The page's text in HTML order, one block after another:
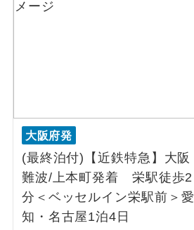
大阪府発
(最終泊付)【近鉄特急】大阪
難波/上本町発着 栄駅徒歩2
分＜ベッセルイン栄駅前＞愛
知・名古屋1泊4日